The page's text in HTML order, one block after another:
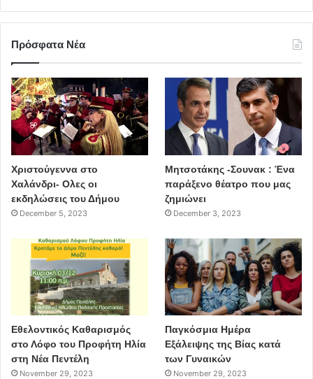
Πρόσφατα Νέα
Χριστούγεννα στο
Χαλάνδρι- Ολες οι
εκδηλώσεις του Δήμου
December 5, 2023
Μητσοτάκης -Σουνακ : Ένα
παράξενο θέατρο που μας
ζημιώνει
December 3, 2023
Εθελοντικός Καθαρισμός
στο Λόφο του Προφήτη Ηλία
στη Νέα Πεντέλη
November 29, 2023
Παγκόσμια Ημέρα
Εξάλειψης της Βίας κατά
των Γυναικών
November 29, 2023